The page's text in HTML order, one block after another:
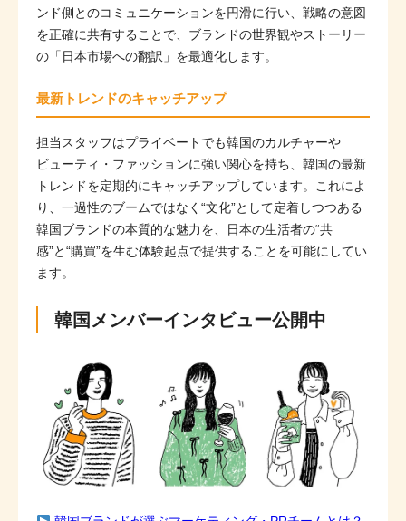
ンド側とのコミュニケーションを円滑に行い、戦略の意図
を正確に共有することで、ブランドの世界観やストーリー
の「日本市場への翻訳」を最適化します。
最新トレンドのキャッチアップ
担当スタッフはプライベートでも韓国のカルチャーや
ビューティ・ファッションに強い関心を持ち、韓国の最新
トレンドを定期的にキャッチアップしています。これによ
り、一過性のブームではなく“文化”として定着しつつある
韓国ブランドの本質的な魅力を、日本の生活者の“共
感”と“購買”を生む体験起点で提供することを可能にしてい
ます。
韓国メンバーインタビュー公開中